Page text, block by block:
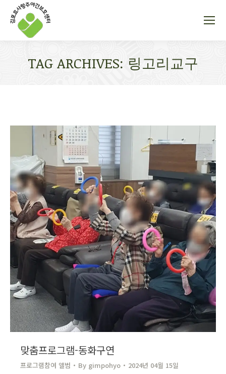
TAG ARCHIVES: 링고리교구
맞춤프로그램-동화구연
프로그램참여 앨범 By gimpohyo​ 2024년 04월 15일